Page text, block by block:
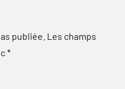
publiée. Les champs
*